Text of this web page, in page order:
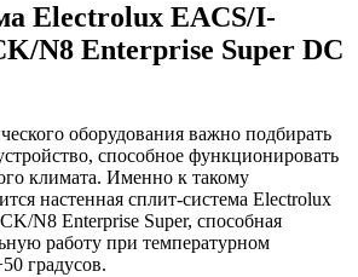
Electrolux EACS/I-
N8 Enterprise Super DC
оборудования важно подбирать
способное функционировать
климата. Именно к такому
настенная сплит-система Electrolux
N8 Enterprise Super, способная
работу при температурном
градусов.